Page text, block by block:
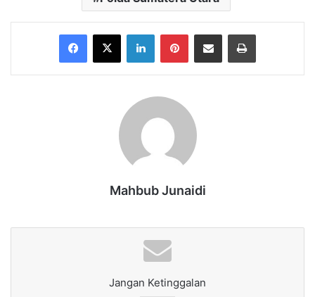
Facebook
X LinkedInPinterestShare via Email Print
Mahbub Junaidi
Jangan Ketinggalan